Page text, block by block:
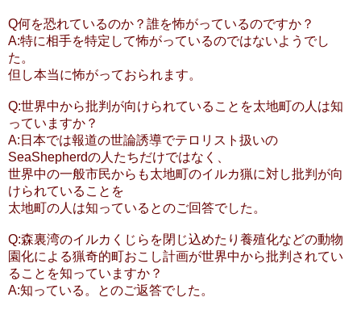
Q何を恐れているのか？誰を怖がっているのですか？
A:特に相手を特定して怖がっているのではないようでし
た。
但し本当に怖がっておられます。
Q:世界中から批判が向けられていることを太地町の人は知
っていますか？
A:日本では報道の世論誘導でテロリスト扱いの
SeaShepherdの人たちだけではなく、
世界中の一般市民からも太地町のイルカ猟に対し批判が向
けられていることを
太地町の人は知っているとのご回答でした。
Q:森裏湾のイルカくじらを閉じ込めたり養殖化などの動物
園化による猟奇的町おこし計画が世界中から批判されてい
ることを知っていますか？
A:知っている。とのご返答でした。